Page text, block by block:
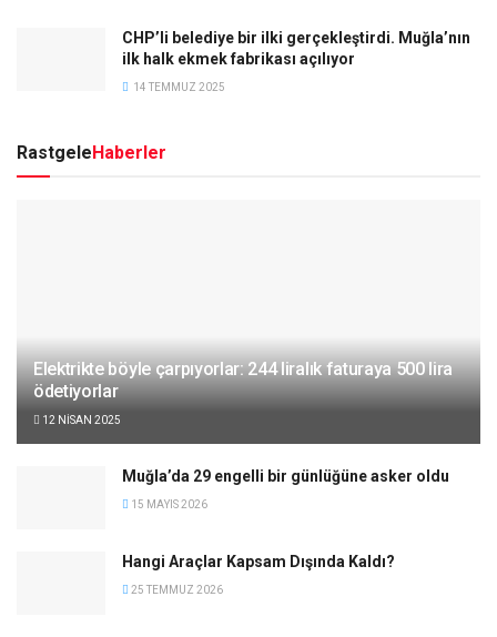
CHP’li belediye bir ilki gerçekleştirdi. Muğla’nın
ilk halk ekmek fabrikası açılıyor
14 TEMMUZ 2025
RastgeleHaberler
Elektrikte böyle çarpıyorlar: 244 liralık faturaya 500 lira
ödetiyorlar
12 NISAN 2025
Muğla’da 29 engelli bir günlüğüne asker oldu
15 MAYIS 2026
Hangi Araçlar Kapsam Dışında Kaldı?
25 TEMMUZ 2026